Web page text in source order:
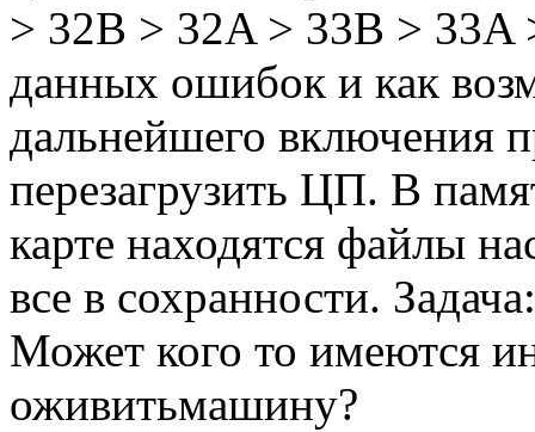
> 32B > 32A > 33B > 33A
данных ошибок и как
дальнейшего включения
перезагрузить ЦП. В
карте находятся файлы
все в сохранности.
Может кого то имеются
оживитьмашину?